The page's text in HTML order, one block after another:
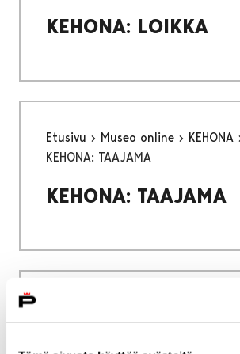
KEHONA: LOIKKA
Etusivu Museo online
KEHONA
KEHONA: TAAJAMA
KEHONA: TAAJAMA
Näyttelyt